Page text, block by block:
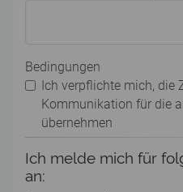
Bedingungen
Ich verpflichte mich, die
Kommunikation für die
übernehmen
Ich melde mich für
an: